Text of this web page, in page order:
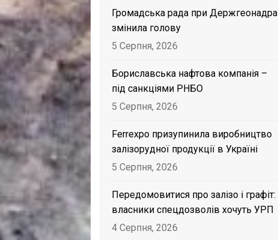
Громадська рада при Держгеонадра
змінила голову
5 Серпня, 2026
Бориславська нафтова компанія –
під санкціями РНБО
5 Серпня, 2026
Ferrexpo призупинила виробництво
залізорудної продукції в Україні
5 Серпня, 2026
Передомовитися про залізо і графіт:
власники спецдозволів хочуть УРП
4 Серпня, 2026